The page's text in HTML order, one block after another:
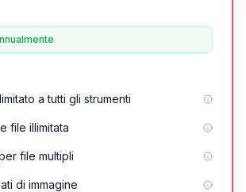
a tutti gli strumenti
file illimitata
file multipli
di immagine